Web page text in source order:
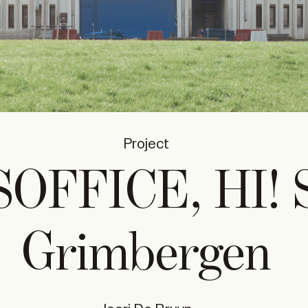
Project
HI!
Grimbergen